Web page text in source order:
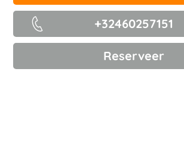
+32460257151
Reserveer